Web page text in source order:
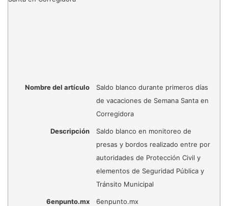
Nombre del artículo
Saldo blanco durante primeros días
de vacaciones de Semana Santa en
Corregidora
Descripción
Saldo blanco en monitoreo de
presas y bordos realizado entre por
autoridades de Protección Civil y
elementos de Seguridad Pública y
Tránsito Municipal
6enpunto.mx 6enpunto.mx